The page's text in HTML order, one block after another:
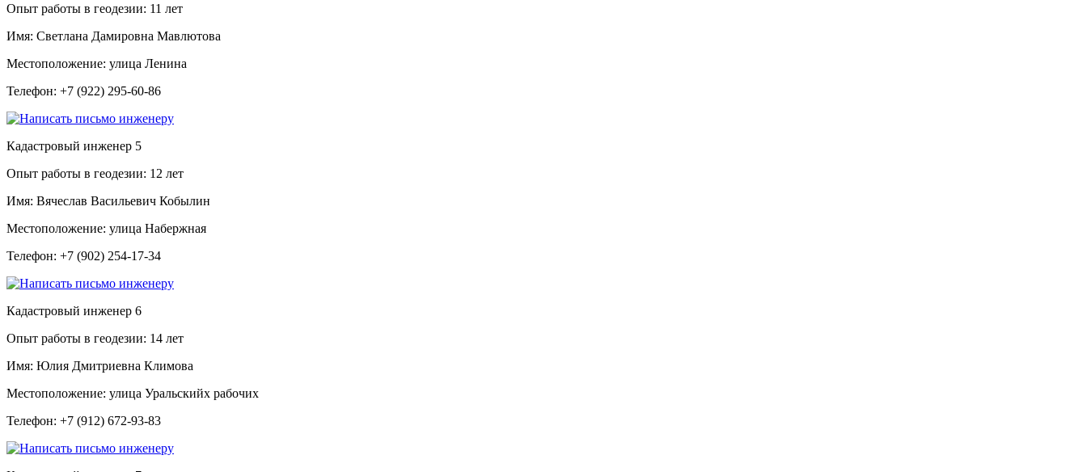
Опыт работы в геодезии: 11 лет
Имя: Светлана Дамировна Мавлютова
Местоположение: улица Ленина
Телефон: +7 (922) 295-60-86
Кадастровый инженер 5
Опыт работы в геодезии: 12 лет
Имя: Вячеслав Васильевич Кобылин
Местоположение: улица Набержная
Телефон: +7 (902) 254-17-34
Кадастровый инженер 6
Опыт работы в геодезии: 14 лет
Имя: Юлия Дмитриевна Климова
Местоположение: улица Уральскийх рабочих
Телефон: +7 (912) 672-93-83